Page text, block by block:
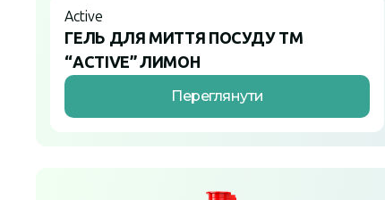
Active
ГЕЛЬ ДЛЯ МИТТЯ ПОСУДУ ТМ
“ACTIVE” ЛИМОН
Переглянути